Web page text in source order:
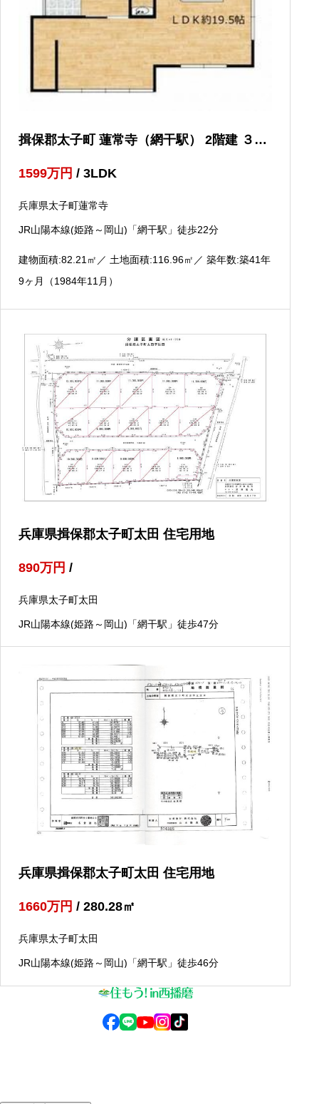
揖保郡太子町 蓮常寺（網干駅） 2階建 ３Ｌ
1599万円 / 3LDK
兵庫県太子町蓮常寺
JR山陽本線(姫路～岡山)「網干駅」徒歩22分
建物面積:82.21 ㎡ ／ 土地面積:116.96㎡ ／ 築年数:築41年
9ヶ月（1984年11月）
兵庫県揖保郡太子町太田 住宅用地
890万円 /
兵庫県太子町太田
JR山陽本線(姫路～岡山)「網干駅」徒歩47分
兵庫県揖保郡太子町太田 住宅用地
1660万円 / 280.28㎡
兵庫県太子町太田
JR山陽本線(姫路～岡山)「網干駅」徒歩46分